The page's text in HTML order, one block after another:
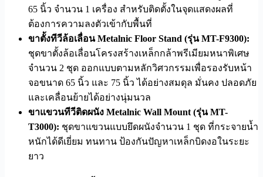
65 นิ้ว จำนวน 1 เครื่อง สำหรับติดตั้งในจุดแสดงผลที่
ต้องการความลงตัวเข้ากับพื้นที่
ขาตั้งทีวีล้อเลื่อน Metalnic Floor Stand (รุ่น MT-F9300):
ชุดขาตั้งล้อเลื่อนโครงสร้างเหล็กกล้าพรีเมียมหนาพิเศษ
จำนวน 2 ชุด ออกแบบตามหลักวิศวกรรมเพื่อรองรับหน้า
จอขนาด 65 นิ้ว และ 75 นิ้ว ได้อย่างสมดุล มั่นคง ปลอดภัย
และเคลื่อนย้ายได้อย่างนุ่มนวล
ขาแขวนทีวีติดผนัง Metalnic Wall Mount (รุ่น MT-
T3000): ชุดขาแขวนแบบยึดผนังจำนวน 1 ชุด ที่กระจายน้ำ
หนักได้ดีเยี่ยม ทนทาน ป้องกันปัญหาเหล็กบิดงอในระยะ
ยาว